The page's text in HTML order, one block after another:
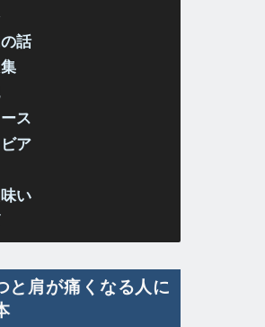
話
ス
ア
い
と肩が痛くなる人に